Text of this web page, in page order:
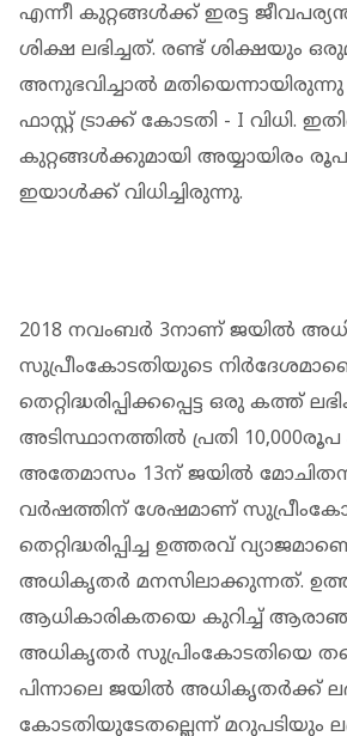
എന്നീ കുറ്റങ്ങൾക്ക് ഇരട്ട
ശിക്ഷ ലഭിച്ചത്. രണ്ട് ശിക്ഷയും
അനുഭവിച്ചാൽ മതിയെന്നായിരുന്നു
ഫാസ്റ്റ് ട്രാക്ക് കോടതി - I വിധി.
കുറ്റങ്ങൾക്കുമായി അയ്യായിരം
ഇയാൾക്ക് വിധിച്ചിരുന്നു.
2018 നവംബർ 3നാണ് ജയിൽ
സുപ്രീംകോടതിയുടെ
തെറ്റിദ്ധരിപ്പിക്കപ്പെട്ട ഒരു കത്ത്
അടിസ്ഥാനത്തിൽ പ്രതി
അതേമാസം 13ന് ജയിൽ
വർഷത്തിന് ശേഷമാണ്
തെറ്റിദ്ധരിപ്പിച്ച ഉത്തരവ്
അധികൃതർ മനസിലാക്കുന്നത്.
ആധികാരികതയെ കുറിച്ച്
അധികൃതർ സുപ്രിംകോടതിയെ
പിന്നാലെ ജയിൽ അധികൃതർക്ക്
കോടതിയുടേതല്ലെന്ന് മറുപടിയും